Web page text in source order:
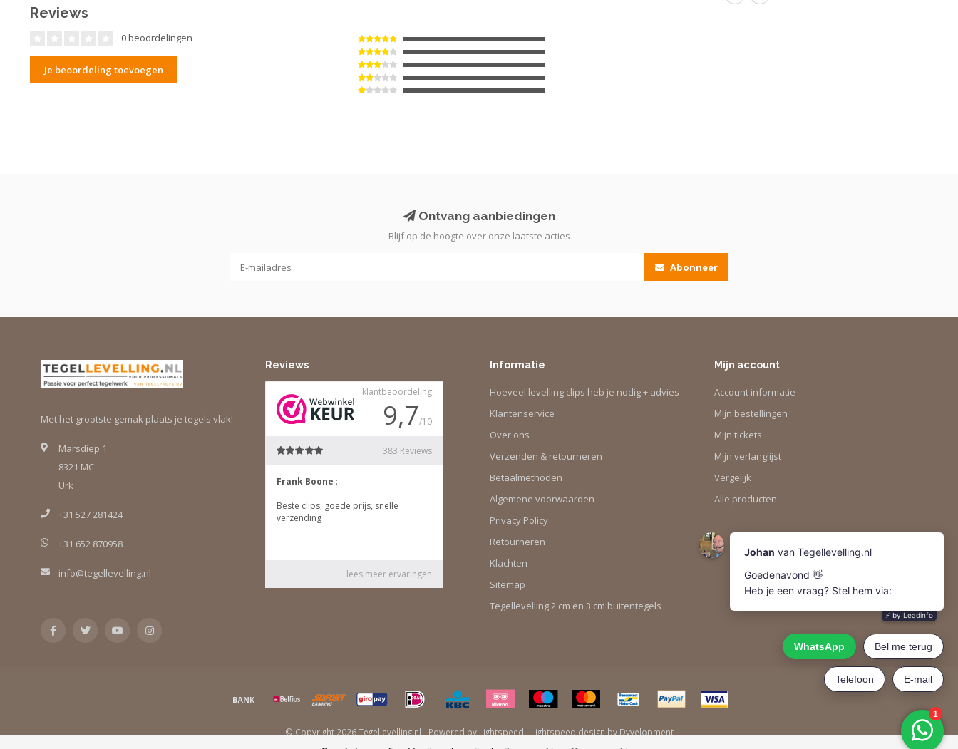
Reviews
0 beoordelingen
Je beoordeling toevoegen
Ontvang aanbiedingen
Blijf op de hoogte over onze laatste acties
Abonneer
Met het grootste gemak plaats je tegels vlak!
Marsdiep 1
8321 MC
Urk
+31 527 281424
+31 652 870958
info@tegellevelling.nl
Reviews Informatie
Hoeveel levelling clips heb je nodig + advies
Klantenservice
Over ons
Verzenden & retourneren
Betaalmethoden
Algemene voorwaarden
Privacy Policy
Retourneren
Klachten
Sitemap
Tegellevelling 2 cm en 3 cm buitentegels
Mijn account
Account informatie
Mijn bestellingen
Mijn tickets
Mijn verlanglijst
Vergelijk
Alle producten
© Copyright 2026 Tegellevelling.nl - Powered by Lightspeed - Lightspeed design by Dyvelopment